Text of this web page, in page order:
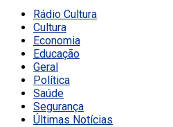
Rádio Cultura
Cultura
Economia
Educação
Geral
Política
Saúde
Segurança
Últimas Notícias